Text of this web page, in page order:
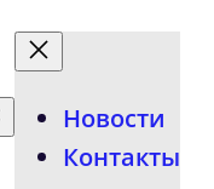
Новости
Контакты